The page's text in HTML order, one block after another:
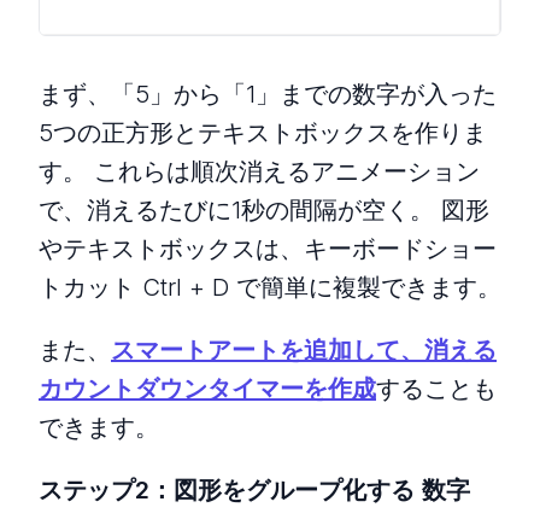
まず、「5」から「1」までの数字が入った
5つの正方形とテキストボックスを作りま
す。 これらは順次消えるアニメーション
で、消えるたびに1秒の間隔が空く。 図形
やテキストボックスは、キーボードショー
トカット Ctrl + D で簡単に複製できます。
また、 スマートアートを追加して、消える
カウントダウンタイマーを作成することも
できます。
ステップ2：図形をグループ化する 数字